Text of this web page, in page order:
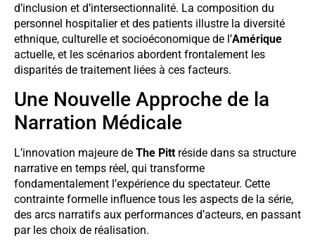
d’inclusion et d’intersectionnalité. La composition du
personnel hospitalier et des patients illustre la diversité
ethnique, culturelle et socioéconomique de l’Amérique
actuelle, et les scénarios abordent frontalement les
disparités de traitement liées à ces facteurs.
Une Nouvelle Approche de la
Narration Médicale
L’innovation majeure de The Pitt réside dans sa structure
narrative en temps réel, qui transforme
fondamentalement l’expérience du spectateur. Cette
contrainte formelle influence tous les aspects de la série,
des arcs narratifs aux performances d’acteurs, en passant
par les choix de réalisation.